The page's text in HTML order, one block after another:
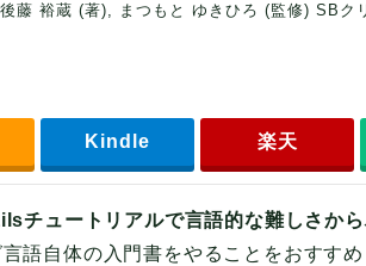
藤 裕蔵 (著), まつもと ゆきひろ (監修) SBク
Kindle 楽天
チュートリアルで言語的な難しさか
語自体の入門書をやることをおすす